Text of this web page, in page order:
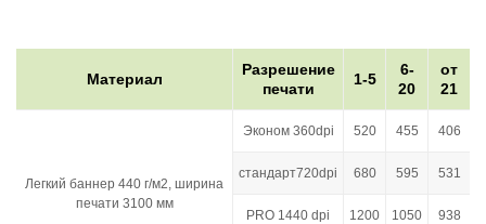
Материал
Разрешение
печати
1-5
6-
20
от
21
Легкий баннер 440 г/м2, ширина
печати 3100 мм
Эконом 360dpi 520 455 406
стандарт720dpi 680 595 531
PRO 1440 dpi 1200 1050 938